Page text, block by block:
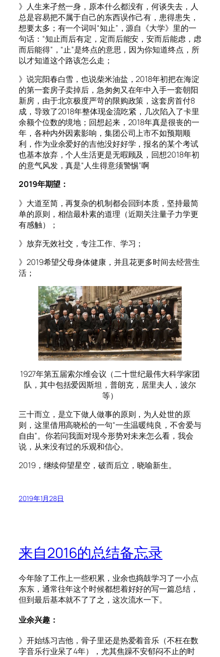
》人生来孑然一身，原本什么都没有，何谈失去，人
总是容易把不属于自己的东西误作己有，患得患失，
想要太多；有一个词叫“知止”，源自《大学》里的一
句话：“知止而后有定，定而后能安，安而后能虑，虑
而后能得”，“止”是终点的意思，因为你知道终点，所
以才知道这个路该怎么走；
》说完阳春白雪，也说柴米油盐，2018年初把在海淀
的第一套房子卖掉后，急匆匆又在年中入手一套朝阳
新房，由于北京极度严苛的限购政策，这套房首付8
成，导致了2018年整体现金流吃紧，几次陷入了卡里
余额个位数的境地；回想起来，2018年真是很丧的一
年，各种内外因素影响，集团公司上市不如预期顺
利，作为业余爱好的吉他没好好学，报名的某个考试
也基本放弃，个人生活更是无暇顾及，回想2018年初
的意气风发，真是“人生得意须警惕”啊
2019年期望：
》大道至简，再复杂的机制都会回到本质，坚持最简
单的原则，相信最朴素的道理（近期关注量子力学更
有感触）；
》放弃无效社交，专注工作、学习；
》2019希望父母身体健康，并且花更多时间去经营生
活；
1927年第五届索尔维会议（二十世纪最伟大科学家团
队，其中包括爱因斯坦，普朗克，居里夫人，波尔
等）
三十而立，是立下做人做事的原则，为人处世的原
则，这里借用高晓松的一句“一生温暖纯良，不舍爱与
自由”。你若问我面对现今形势对未来怎么看，我会
说，从来没有过的乐观和信心。
2019，继续仰望星空，破而后立，晓喻新生。
2019年1月28日
来自2016的总结备忘录
今年除了工作上一些积累，业余也捣鼓学习了一小点
东东，通常往年这个时候都想着好好的写一篇总结，
但到最后基本就不了了之，这次流水一下。
业余兴趣：
》开始练习吉他，骨子里还是热爱着音乐（不枉在数
字音乐行业呆了4年），尤其焦躁不安郁闷不止的时